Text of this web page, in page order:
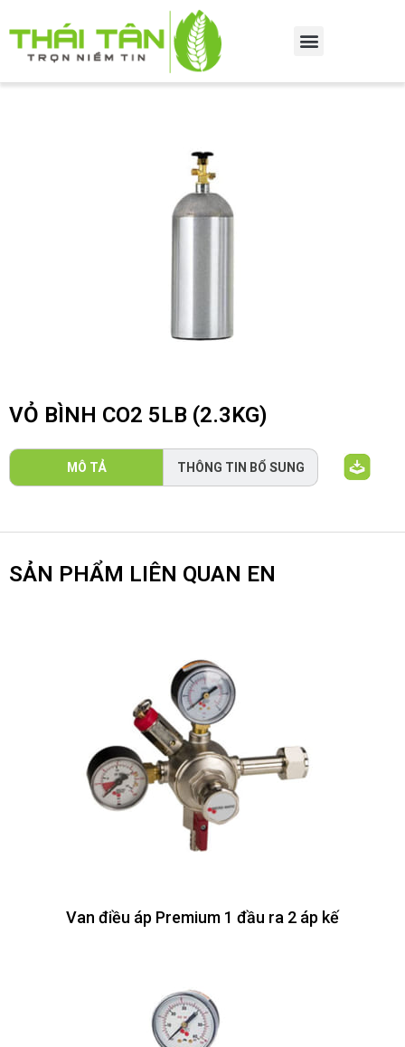
VỎ BÌNH CO2 5LB (2.3KG)
MÔ TẢ THÔNG TIN BỔ SUNG
SẢN PHẨM LIÊN QUAN EN
Van điều áp Premium 1 đầu ra 2 áp kế